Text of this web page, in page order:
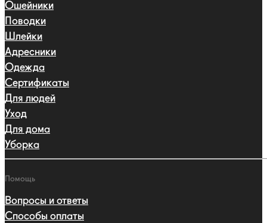
Ошейники
Поводки
Шлейки
Адресники
Одежда
Сертификаты
Для людей
Уход
Для дома
Уборка
Помощь
Вопросы и ответы
Способы оплаты